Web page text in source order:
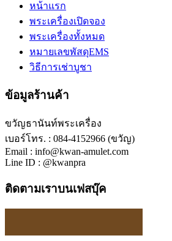
หน้าแรก
พระเครื่องเปิดจอง
พระเครื่องทั้งหมด
หมายเลขพัสดุEMS
วิธีการเช่าบูชา
ข้อมูลร้านค้า
ขวัญธานันท์พระเครื่อง
เบอร์โทร. : 084-4152966 (ขวัญ)
Email : info@kwan-amulet.com
Line ID : @kwanpra
ติดตามเราบนเฟสบุ๊ค